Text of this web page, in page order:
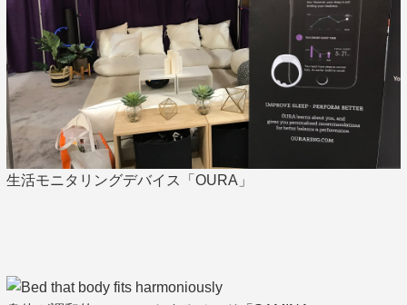
生活モニタリングデバイス「OURA」